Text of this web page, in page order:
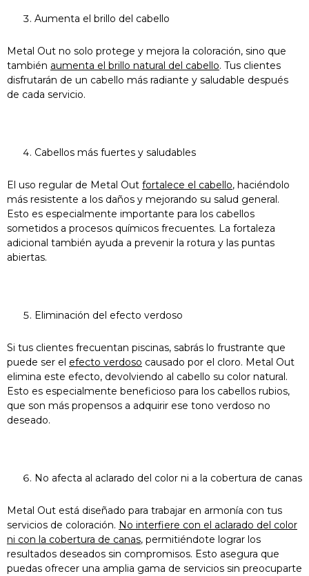
Aumenta el brillo del cabello
Metal Out no solo protege y mejora la coloración, sino que
también aumenta el brillo natural del cabello. Tus clientes
disfrutarán de un cabello más radiante y saludable después
de cada servicio.
Cabellos más fuertes y saludables
El uso regular de Metal Out fortalece el cabello, haciéndolo
más resistente a los daños y mejorando su salud general.
Esto es especialmente importante para los cabellos
sometidos a procesos químicos frecuentes. La fortaleza
adicional también ayuda a prevenir la rotura y las puntas
abiertas.
Eliminación del efecto verdoso
Si tus clientes frecuentan piscinas, sabrás lo frustrante que
puede ser el efecto verdoso causado por el cloro. Metal Out
elimina este efecto, devolviendo al cabello su color natural.
Esto es especialmente beneficioso para los cabellos rubios,
que son más propensos a adquirir ese tono verdoso no
deseado.
No afecta al aclarado del color ni a la cobertura de canas
Metal Out está diseñado para trabajar en armonía con tus
servicios de coloración. No interfiere con el aclarado del color
ni con la cobertura de canas, permitiéndote lograr los
resultados deseados sin compromisos. Esto asegura que
puedas ofrecer una amplia gama de servicios sin preocuparte